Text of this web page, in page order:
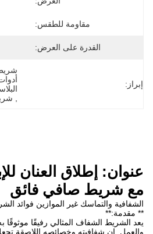
مقاومة للطقس:
القدرة على العرض:
إبراز:
شريط
عنوان: إطلاق العنان
مع شريط صافي فائق
الشفافية والتماسك غير الموازين فوائد
** مقدمة:**
يعد الشريط الشفاف المثالي رفيقًا موثوقًا
والعمل. إن شفافيته وخصائصه اللاصقة